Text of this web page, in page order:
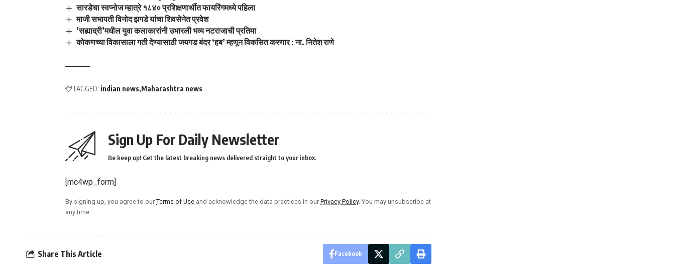
सारडेचा स्वप्नोज म्हात्रे १८४० प्रशिक्षणार्थींत फायरिंगमध्ये पहिला
माजी सभापती विनोद झगडे यांचा शिवसेनेत प्रवेश
‘सह्याद्री’मधील युवा कलाकारांनी उभारली भव्य नटराजाची प्रतिमा
कोकणच्या विकासाला गती देण्यासाठी जयगड बंदर ‘हब’ म्हणून विकसित करणार : ना. नितेश राणे
TAGGED: indian news Maharashtra news
Sign Up For Daily Newsletter
Be keep up! Get the latest breaking news delivered straight to your inbox.
[mc4wp_form]
By signing up, you agree to our Terms of Use and acknowledge the data practices in our Privacy Policy. You may unsubscribe at
any time.
Share This Article Facebook